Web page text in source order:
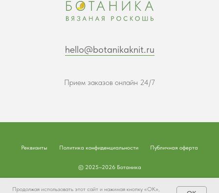
hello@botanikaknit.ru
Прием заказов онлайн 24/7
Реквизиты Политика конфиденциальности Публичная оферта
© 2025–2026 Ботаника
Продолжая использовать этот сайт и нажимая кнопку «ОК»,